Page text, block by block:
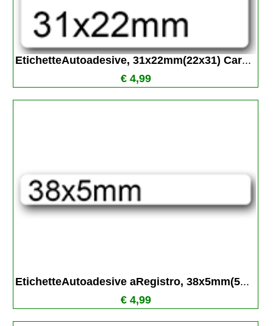
EtichetteAutoadesive, 31x22mm(22x31) Car...
€ 4,99
EtichetteAutoadesive aRegistro, 38x5mm(5...
€ 4,99